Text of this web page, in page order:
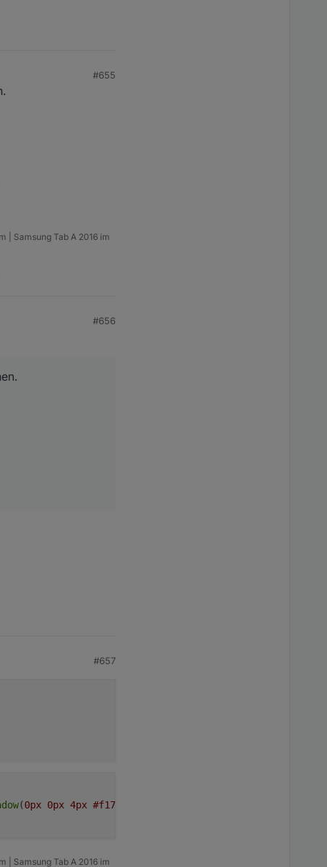
#655
| Samsung Tab A 2016 im
#656
#657
(0px 0px 4px #f1761e
| Samsung Tab A 2016 im